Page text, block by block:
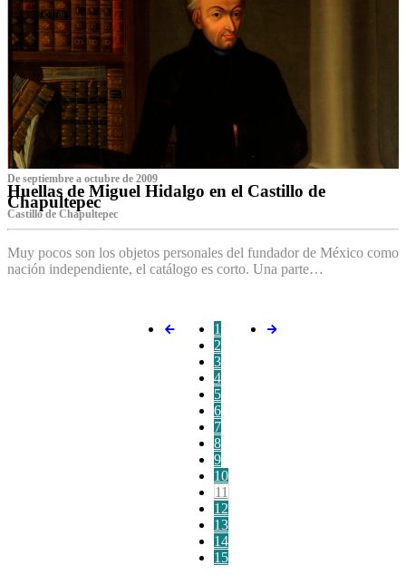
De septiembre a octubre de 2009
Huellas de Miguel Hidalgo en el Castillo de
Chapultepec
Castillo de Chapultepec
Muy pocos son los objetos personales del fundador de México como
nación independiente, el catálogo es corto. Una parte…
1
2
3
4
5
6
7
8
9
10
11
12
13
14
15